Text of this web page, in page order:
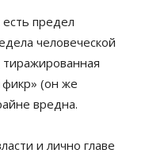
предел
человеческой
тиражированная
(он же
вредна.
и лично главе